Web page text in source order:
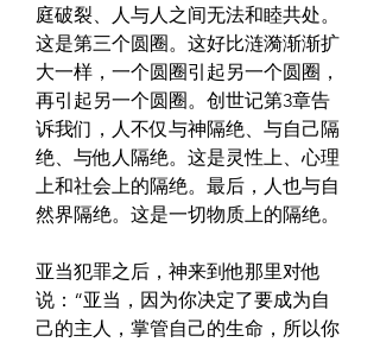
庭破裂、人与人之间无法和睦共处。
这是第三个圆圈。这好比涟漪渐渐扩
大一样，一个圆圈引起另一个圆圈，
再引起另一个圆圈。创世记第3章告
诉我们，人不仅与神隔绝、与自己隔
绝、与他人隔绝。这是灵性上、心理
上和社会上的隔绝。最后，人也与自
然界隔绝。这是一切物质上的隔绝。
亚当犯罪之后，神来到他那里对他
说：“亚当，因为你决定了要成为自
己的主人，掌管自己的生命，所以你